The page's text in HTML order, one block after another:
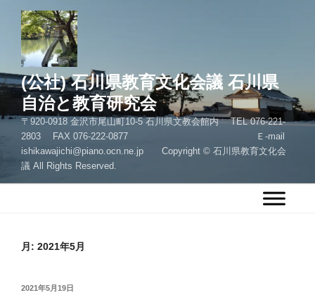
ツ
へ
(公社) 石川県教育文化会議 石川県
自治と教育研究会
〒920-0918 金沢市尾山町10-5 石川県文教会館内 TEL 076-221-
2803 FAX 076-222-0877 Ｅ-mail
ishikawajichi@piano.ocn.ne.jp Copyright © 石川県教育文化会
議 All Rights Reserved.
月: 2021年5月
投
2021年5月19日